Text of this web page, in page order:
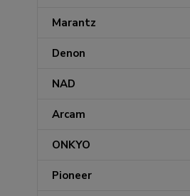
Marantz
Denon
NAD
Arcam
ONKYO
Pioneer